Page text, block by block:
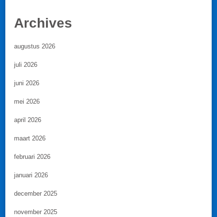
Archives
augustus 2026
juli 2026
juni 2026
mei 2026
april 2026
maart 2026
februari 2026
januari 2026
december 2025
november 2025